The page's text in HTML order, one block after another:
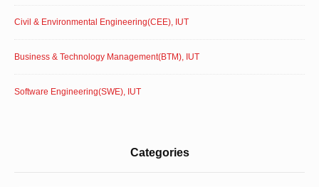
Civil & Environmental Engineering(CEE), IUT
Business & Technology Management(BTM), IUT
Software Engineering(SWE), IUT
Categories